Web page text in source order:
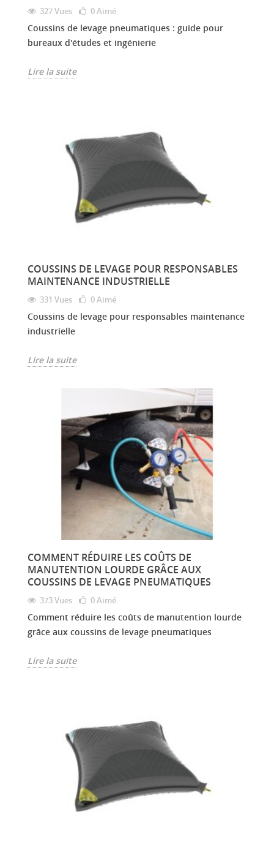
327 Vues 0Aimé
Coussins de levage pneumatiques : guide pour
bureaux d'études et ingénierie
Lire la suite
COUSSINS DE LEVAGE POUR RESPONSABLES
MAINTENANCE INDUSTRIELLE
331 Vues 0Aimé
Coussins de levage pour responsables maintenance
industrielle
Lire la suite
COMMENT RÉDUIRE LES COÛTS DE
MANUTENTION LOURDE GRÂCE AUX
COUSSINS DE LEVAGE PNEUMATIQUES
373 Vues 0Aimé
Comment réduire les coûts de manutention lourde
grâce aux coussins de levage pneumatiques
Lire la suite